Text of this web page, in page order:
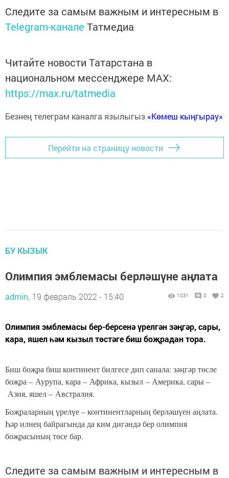
Следите за самым важным и интересным в
Telegram-канале Татмедиа
Читайте новости Татарстана в
национальном мессенджере MАХ:
https://max.ru/tatmedia
Безнең телеграм каналга язылыгыз «Көмеш кыңгырау»
Перейти на страницу новости
БУ КЫЗЫК
Олимпия эмблемасы берләшүне аңлата
admin, 19 февраль 2022 - 15:40 1031 0 2
Олимпия эмблемасы бер-берсенә үрелгән зәңгәр, сары,
кара, яшел һәм кызыл төстәге биш боҗрадан тора.
Биш боҗра биш континент билгесе дип санала: зәңгәр төсле
боҗра – Аурупа, кара – Африка, кызыл – Америка, сары –
Азия, яшел – Австралия.
Боҗраларның үрелүе – континентларның берләшүен аңлата.
Һәр илнең байрагында да ким дигәндә бер олимпия
боҗрасының төсе бар.
Следите за самым важным и интересным в